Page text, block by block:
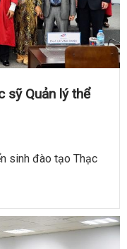
sỹ Quản lý thể
sinh đào tạo Thạc